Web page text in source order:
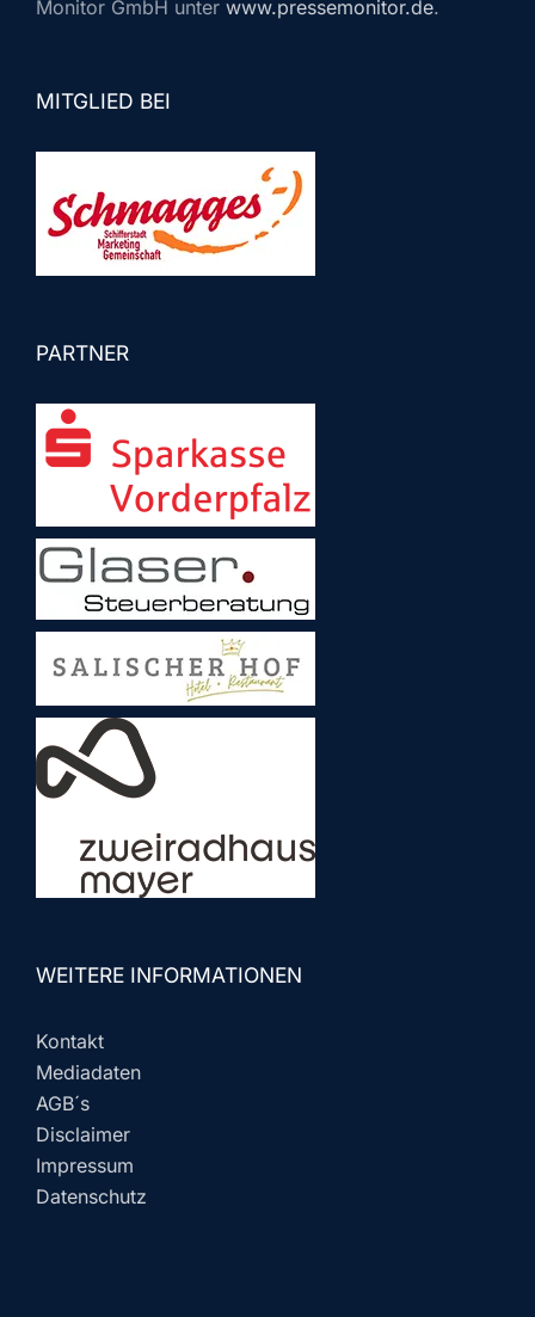
Monitor GmbH unter www.pressemonitor.de.
MITGLIED BEI
PARTNER
WEITERE INFORMATIONEN
Kontakt
Mediadaten
AGB´s
Disclaimer
Impressum
Datenschutz